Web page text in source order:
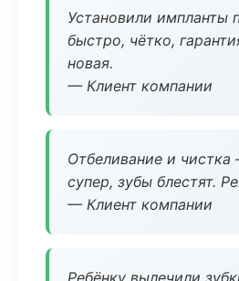
Установили импланты
быстро, чётко,
новая.
— Клиент компании
Отбеливание и чистка
супер, зубы блестят.
— Клиент компании
Ребёнку вылечили